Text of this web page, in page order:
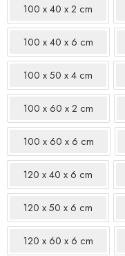
100 x 40 x 2 cm
100 x 40 x 6 cm
100 x 50 x 4 cm
100 x 60 x 2 cm
100 x 60 x 6 cm
120 x 40 x 6 cm
120 x 50 x 6 cm
120 x 60 x 6 cm